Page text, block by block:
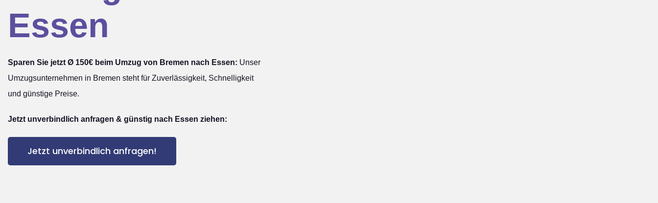
Essen
Sparen Sie jetzt Ø 150€ beim Umzug von Bremen nach Essen: Unser
Umzugsunternehmen in Bremen steht für Zuverlässigkeit, Schnelligkeit
und günstige Preise.
Jetzt unverbindlich anfragen & günstig nach Essen ziehen:
Jetzt unverbindlich anfragen!